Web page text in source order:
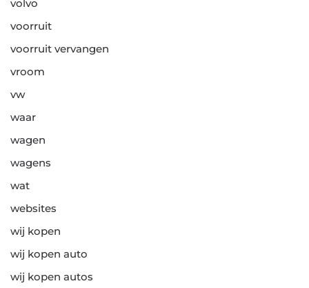
volvo
voorruit
voorruit vervangen
vroom
vw
waar
wagen
wagens
wat
websites
wij kopen
wij kopen auto
wij kopen autos